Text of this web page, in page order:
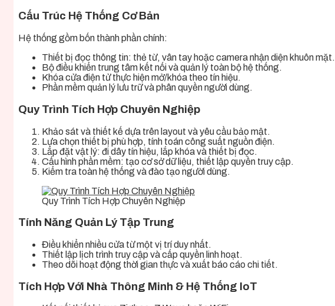
Cấu Trúc Hệ Thống Cơ Bản
Hệ thống gồm bốn thành phần chính:
Thiết bị đọc thông tin: thẻ từ, vân tay hoặc camera nhận diện khuôn mặt.
Bộ điều khiển trung tâm kết nối và quản lý toàn bộ hệ thống.
Khóa cửa điện tử thực hiện mở/khóa theo tín hiệu.
Phần mềm quản lý lưu trữ và phân quyền người dùng.
Quy Trình Tích Hợp Chuyên Nghiệp
Khảo sát và thiết kế dựa trên layout và yêu cầu bảo mật.
Lựa chọn thiết bị phù hợp, tính toán công suất nguồn điện.
Lắp đặt vật lý: đi dây tín hiệu, lắp khóa và thiết bị đọc.
Cấu hình phần mềm: tạo cơ sở dữ liệu, thiết lập quyền truy cập.
Kiểm tra toàn hệ thống và đào tạo người dùng.
Quy Trình Tích Hợp Chuyên Nghiệp
Tính Năng Quản Lý Tập Trung
Điều khiển nhiều cửa từ một vị trí duy nhất.
Thiết lập lịch trình truy cập và cấp quyền linh hoạt.
Theo dõi hoạt động thời gian thực và xuất báo cáo chi tiết.
Tích Hợp Với Nhà Thông Minh & Hệ Thống IoT